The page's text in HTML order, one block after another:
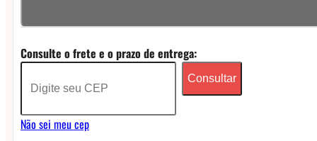
V3
3ml
Consulte o frete e o prazo de entrega:
Consultar
Não sei meu cep